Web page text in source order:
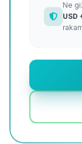
Ne
USD